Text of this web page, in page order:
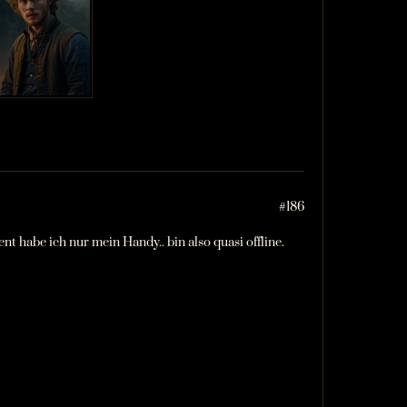
#186
habe ich nur mein Handy.. bin also quasi offline.